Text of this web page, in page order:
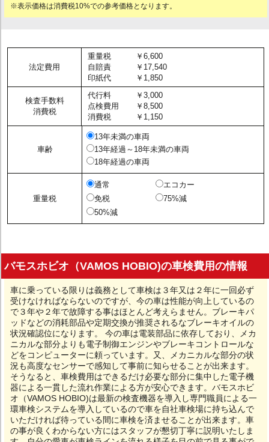
※表示価格は消費税10%での参考価格となります。
法定費用
重量税
￥6,600
自賠責
￥17,540
印紙代
￥1,850
検査手数料
消費税
代行料
￥3,000
点検費用
￥8,500
消費税
￥1,150
車齢
13年未満の車両
13年経過～18年未満の車両
18年経過の車両
重量税
通常
エコカー
免税
75%減
50%減
バモスホビオ（VAMOS HOBIO)の車検費用の情報
車に乗っている限りは義務として車検は３年又は２年に一回必ず
受けなければならないのですが、今の車は性能が向上しているの
で３年や２年で故障する事はほとんど考えらません。ブレーキパ
ッドなどの消耗部品や定期交換が推奨されるなブレーキオイルの
状況確認位になります。 今の車は電装部品に依存しており、メカ
ニカルな部分よりも電子制御エンジンやブレーキコントロールな
どをコンピューターに頼っています。又、メカニカルな部分の状
況も高度なセンサーで感知して事前に知らせることが出来ます。
そうなると、車検費用はできるだけ必要な部分に集中した電子機
器による一貫した流れ作業による方が安心できます。バモスホビ
オ（VAMOS HOBIO)は最新の検査機器を導入し専門職員による一
環車検システムを導入しているので車を自社車検場に持ち込んで
いただければ待っている間に車検を済ませることが出来ます。車
の事が良くわからない方にはスタッフが懇切丁寧に説明いたしま